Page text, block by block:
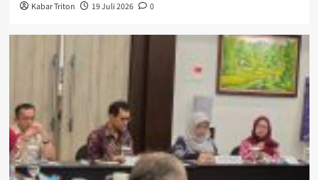
Kabar Triton 19 Juli 2026 0